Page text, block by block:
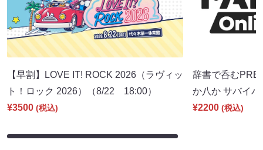
【早割】LOVE IT! ROCK 2026（ラヴィッ
ト！ロック 2026）（8/22 18:00）
¥3500 (税込)
辞書で呑むPRE
か八か サバイ
¥2200 (税込)